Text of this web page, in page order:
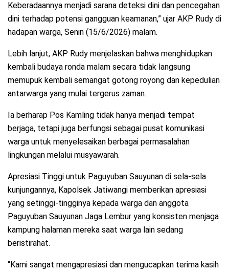
Keberadaannya menjadi sarana deteksi dini dan pencegahan
dini terhadap potensi gangguan keamanan,” ujar AKP Rudy di
hadapan warga, Senin (15/6/2026) malam.
​Lebih lanjut, AKP Rudy menjelaskan bahwa menghidupkan
kembali budaya ronda malam secara tidak langsung
memupuk kembali semangat gotong royong dan kepedulian
antarwarga yang mulai tergerus zaman.
Ia berharap Pos Kamling tidak hanya menjadi tempat
berjaga, tetapi juga berfungsi sebagai pusat komunikasi
warga untuk menyelesaikan berbagai permasalahan
lingkungan melalui musyawarah.
​Apresiasi Tinggi untuk Paguyuban Sauyunan di sela-sela
kunjungannya, Kapolsek Jatiwangi memberikan apresiasi
yang setinggi-tingginya kepada warga dan anggota
Paguyuban Sauyunan Jaga Lembur yang konsisten menjaga
kampung halaman mereka saat warga lain sedang
beristirahat.
“Kami sangat mengapresiasi dan mengucapkan terima kasih